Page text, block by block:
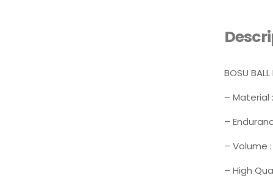
BOSU
– Material
–
– Volume
– High